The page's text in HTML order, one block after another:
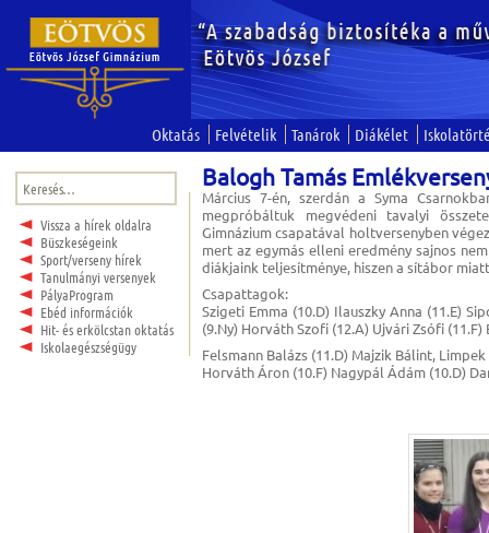
Oktatás Felvételik Tanárok Diákélet
Keresés:
Vissza a hírek oldalra
Büszkeségeink
Sport/verseny hírek
Tanulmányi versenyek
PályaProgram
Ebéd információk
Hit- és erkölcstan oktatás
Iskolaegészségügy
Balogh Tamás
Március 7-én, szerdán a Syma
megpróbáltuk megvédeni tavalyi
Gimnázium csapatával holtversenyben
mert az egymás elleni eredmény sajnos
diákjaink teljesítménye, hiszen a sítábor
Csapattagok:
Szigeti Emma (10.D) Ilauszky Anna (11.E)
(9.Ny) Horváth Szofi (12.A) Ujvári Zsófi (11.F)
Felsmann Balázs (11.D) Majzik Bálint,
Horváth Áron (10.F) Nagypál Ádám (10.D)